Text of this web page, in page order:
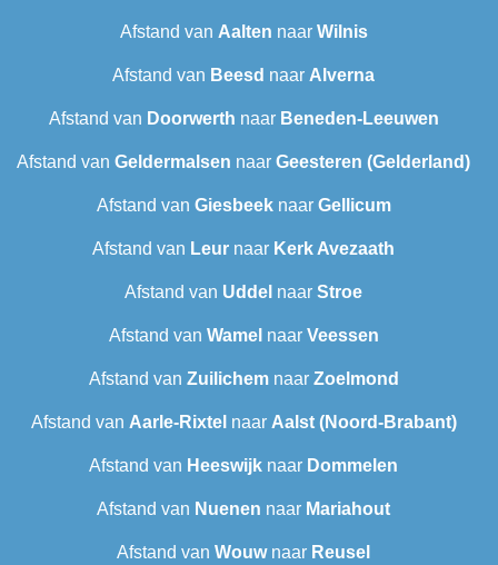
Afstand van Aalten naar Wilnis
Afstand van Beesd naar Alverna
Afstand van Doorwerth naar Beneden-Leeuwen
Afstand van Geldermalsen naar Geesteren (Gelderland)
Afstand van Giesbeeknaar Gellicum
Afstand van Leur naar Kerk Avezaath
Afstand van Uddel naar Stroe
Afstand van Wamel naar Veessen
Afstand van Zuilichemnaar Zoelmond
Afstand van Aarle-Rixtel naar Aalst (Noord-Brabant)
Afstand van Heeswijk naar Dommelen
Afstand van Nuenen naar Mariahout
Afstand van Wouwnaar Reusel